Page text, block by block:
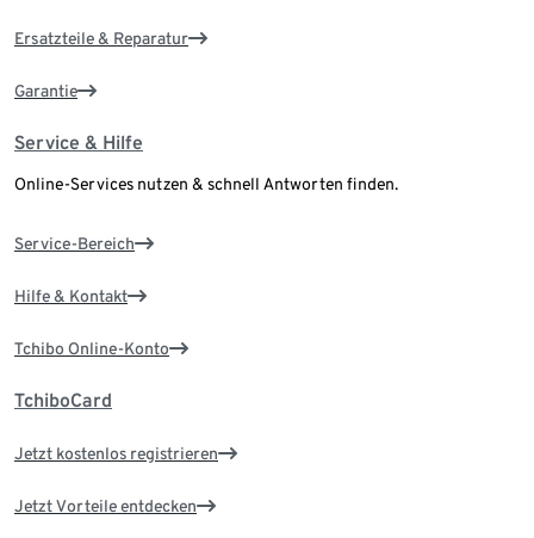
Ersatzteile & Reparatur
Garantie
Service & Hilfe
Online-Services nutzen & schnell Antworten finden.
Service-Bereich
Hilfe & Kontakt
Tchibo Online-Konto
TchiboCard
Jetzt kostenlos registrieren
Jetzt Vorteile entdecken